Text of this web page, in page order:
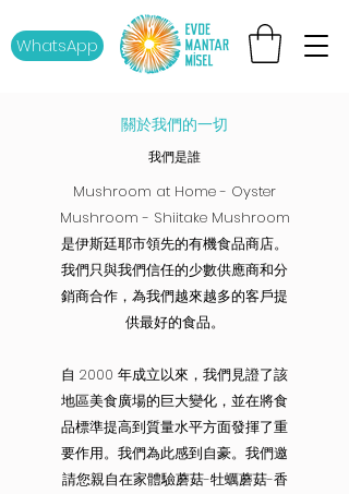
WhatsApp
關於我們的一切
我們是誰
Mushroom at Home - Oyster
Mushroom - Shiitake Mushroom
是伊斯廷耶市領先的有機食品商店。
我們只與我們信任的少數供應商和分
銷商合作，為我們越來越多的客戶提
供最好的食品。
自 2000 年成立以來，我們見證了該
地區美食廣場的巨大變化，並在將食
品標準提高到質量水平方面發揮了重
要作用。我們為此感到自豪。我們邀
請您親自在家體驗蘑菇-牡蠣蘑菇-香